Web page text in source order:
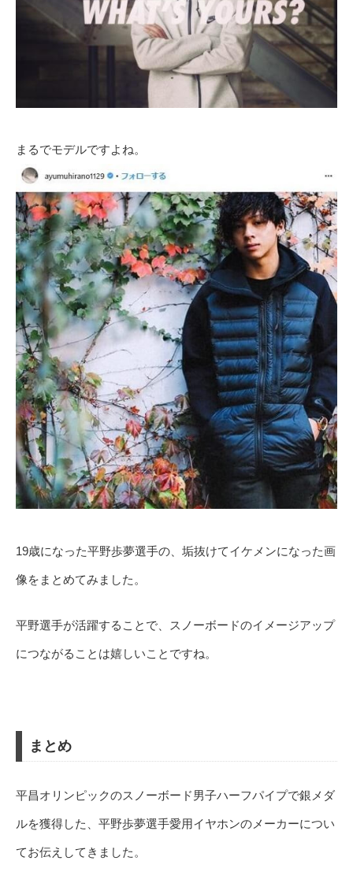
まるでモデルですよね。
19歳になった平野歩夢選手の、垢抜けてイケメンになった画
像をまとめてみました。
平野選手が活躍することで、スノーボードのイメージアップ
につながることは嬉しいことですね。
まとめ
平昌オリンピックのスノーボード男子ハーフパイプで銀メダ
ルを獲得した、平野歩夢選手愛用イヤホンのメーカーについ
てお伝えしてきました。